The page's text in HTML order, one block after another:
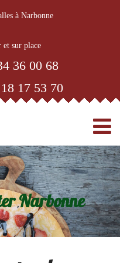
à Narbonne
et sur place
36 00 68
17 53 70
Narbonne